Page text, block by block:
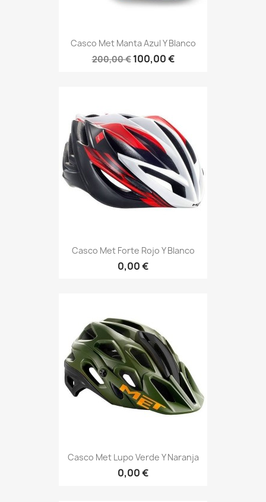
Casco Met Manta Azul Y Blanco
200,00 € 100,00 €
Casco Met Forte Rojo Y Blanco
0,00 €
Casco Met Lupo Verde Y Naranja
0,00 €